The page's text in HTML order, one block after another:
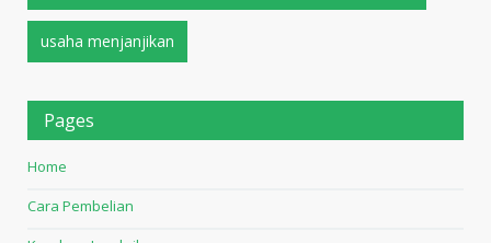
usaha menjanjikan
Pages
Home
Cara Pembelian